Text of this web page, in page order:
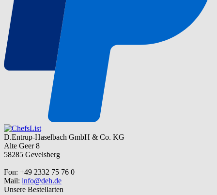
D.Entrup-Haselbach GmbH & Co. KG
Alte Geer 8
58285 Gevelsberg
Fon: +49 2332 75 76 0
Mail: info@deh.de
Unsere Bestellarten